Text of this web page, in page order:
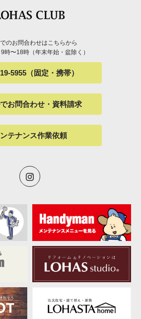
のお問合わせはこちらから
時〜18時（年末年始・盆除く）
5955（固定・携帯）
お問合わせ・資料請求
テナンス作業依頼